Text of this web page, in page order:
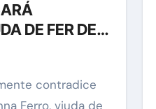
DE FER DEL
SU
Ferro, viuda de